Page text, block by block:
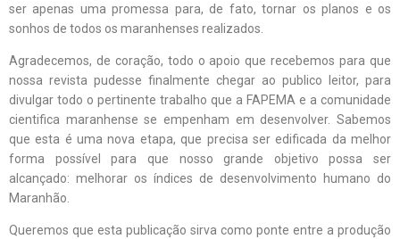
ser apenas uma promessa para, de fato, tornar os planos e os
sonhos de todos os maranhenses realizados.
Agradecemos, de coração, todo o apoio que recebemos para que
nossa revista pudesse finalmente chegar ao publico leitor, para
divulgar todo o pertinente trabalho que a FAPEMA e a comunidade
cientifica maranhense se empenham em desenvolver. Sabemos
que esta é uma nova etapa, que precisa ser edificada da melhor
forma possível para que nosso grande objetivo possa ser
alcançado: melhorar os índices de desenvolvimento humano do
Maranhão.
Queremos que esta publicação sirva como ponte entre a produção